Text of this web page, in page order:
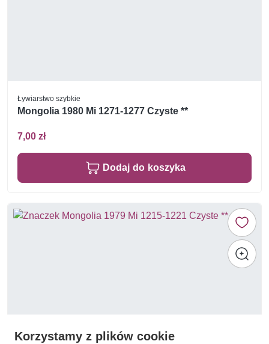
Ływiarstwo szybkie
Mongolia 1980 Mi 1271-1277 Czyste **
7,00 zł
Dodaj do koszyka
Korzystamy z plików cookie